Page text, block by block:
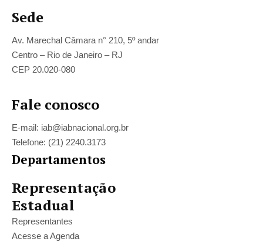
Sede
Av. Marechal Câmara n° 210, 5º andar
Centro – Rio de Janeiro – RJ
CEP 20.020-080
Fale conosco
E-mail: iab@iabnacional.org.br
Telefone: (21) 2240.3173
Departamentos
Representação
Estadual
Representantes
Acesse a Agenda